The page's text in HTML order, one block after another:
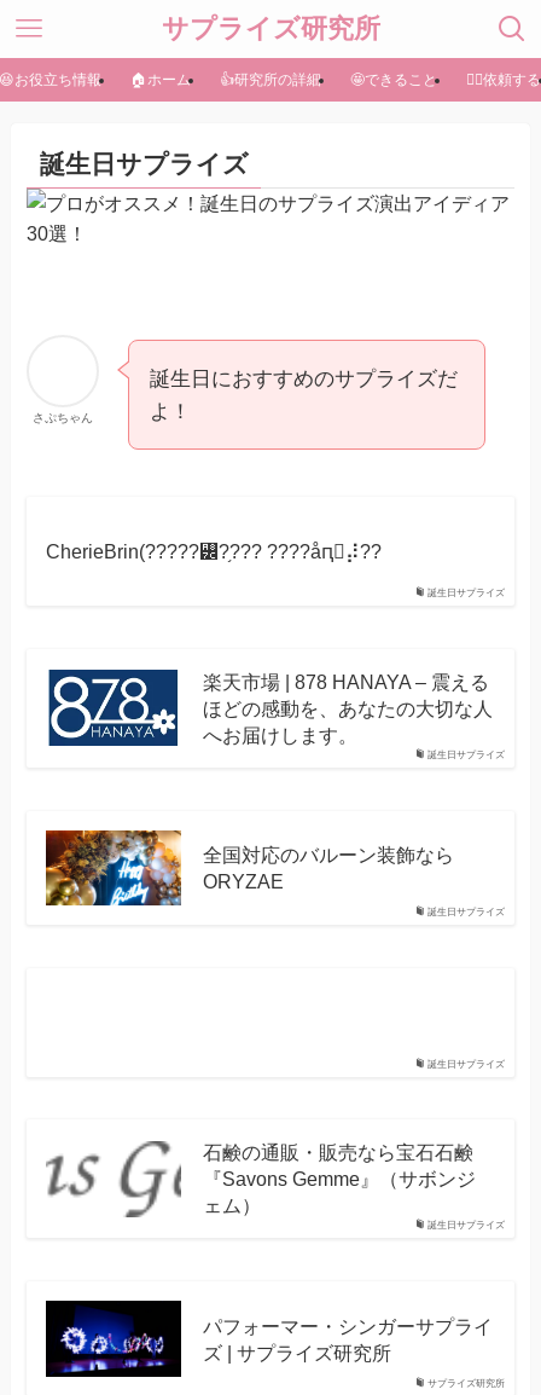
サプライズ研究所
😆お役立ち情報 🏠ホーム 👍研究所の詳細 🤩できること 🏃‍♀️依頼する
誕生日サプライズ
さぷちゃん
誕生日におすすめのサプライズだ
よ！
誕生日サプライズ
CherieBrin(?????꡼?֥??? ????åԥ󥰥⡼??
誕生日サプライズ
楽天市場 | 878 HANAYA – 震える
ほどの感動を、あなたの大切な人
へお届けします。
誕生日サプライズ
全国対応のバルーン装飾なら
ORYZAE
誕生日サプライズ
誕生日サプライズ
石鹸の通販・販売なら宝石石鹸
『Savons Gemme』（サボンジ
ェム）
サプライズ研究所
パフォーマー・シンガーサプライ
ズ | サプライズ研究所